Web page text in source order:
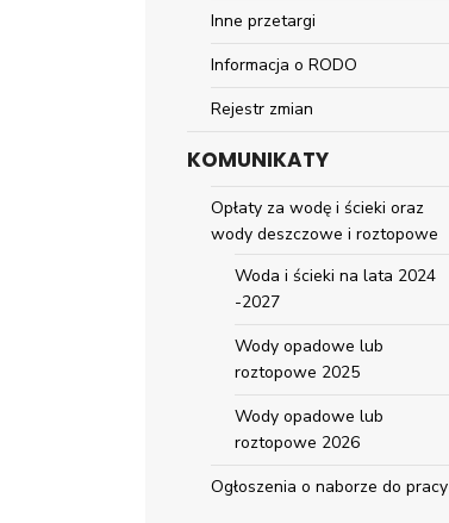
Inne przetargi
Informacja o RODO
Rejestr zmian
KOMUNIKATY
Opłaty za wodę i ścieki oraz
wody deszczowe i roztopowe
Woda i ścieki na lata 2024
-2027
Wody opadowe lub
roztopowe 2025
Wody opadowe lub
roztopowe 2026
Ogłoszenia o naborze do pracy